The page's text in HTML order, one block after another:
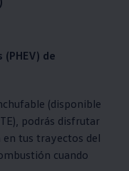
de
(disponible
), podrás disfrutar
en tus trayectos del
cuando